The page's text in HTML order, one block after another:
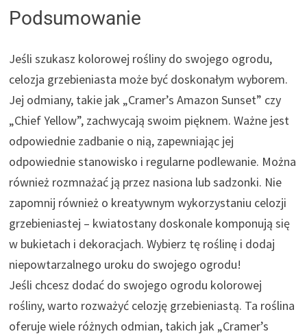
Podsumowanie
Jeśli szukasz kolorowej rośliny do swojego ogrodu,
celozja grzebieniasta może być doskonałym wyborem.
Jej odmiany, takie jak „Cramer’s Amazon Sunset” czy
„Chief Yellow”, zachwycają swoim pięknem. Ważne jest
odpowiednie zadbanie o nią, zapewniając jej
odpowiednie stanowisko i regularne podlewanie. Można
również rozmnażać ją przez nasiona lub sadzonki. Nie
zapomnij również o kreatywnym wykorzystaniu celozji
grzebieniastej – kwiatostany doskonale komponują się
w bukietach i dekoracjach. Wybierz tę roślinę i dodaj
niepowtarzalnego uroku do swojego ogrodu!
Jeśli chcesz dodać do swojego ogrodu kolorowej
rośliny, warto rozważyć celozję grzebieniastą. Ta roślina
oferuje wiele różnych odmian, takich jak „Cramer’s